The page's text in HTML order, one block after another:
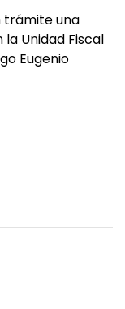
trámite una
Unidad Fiscal
Eugenio